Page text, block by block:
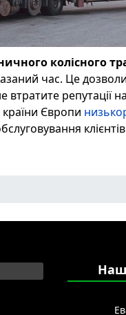
колісного
час. Це
репутації
країни Європи